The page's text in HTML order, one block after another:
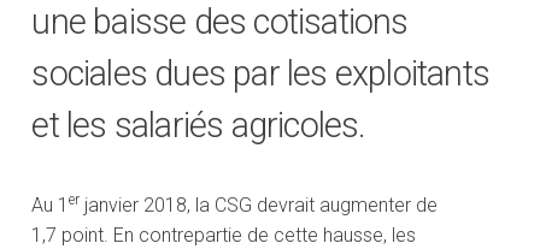
une baisse des cotisations
sociales dues par les exploitants
et les salariés agricoles.
Au 1er janvier 2018, la CSG devrait augmenter de
1,7 point. En contrepartie de cette hausse, les